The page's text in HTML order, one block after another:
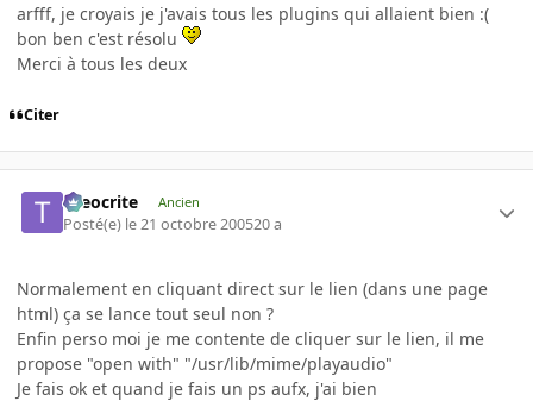
arfff, je croyais je j'avais tous les plugins qui allaient bien :(
bon ben c'est résolu
Merci à tous les deux
Citer
theocrite Ancien
Posté(e) le 21 octobre 200520 a
Normalement en cliquant direct sur le lien (dans une page
html) ça se lance tout seul non ?
Enfin perso moi je me contente de cliquer sur le lien, il me
propose "open with" "/usr/lib/mime/playaudio"
Je fais ok et quand je fais un ps aufx, j'ai bien